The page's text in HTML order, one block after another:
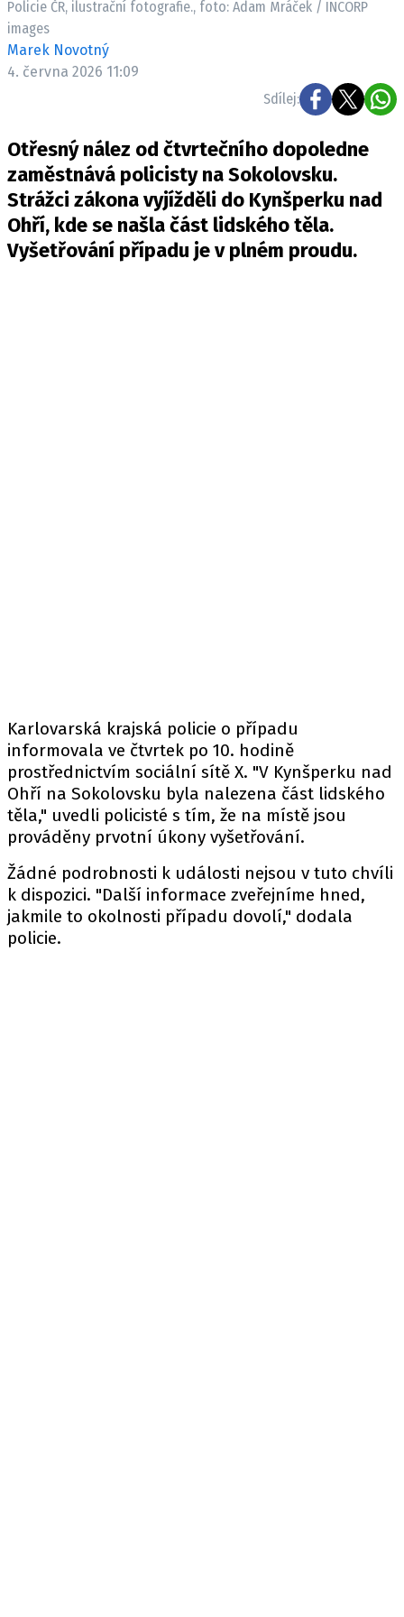
Pošlete e-mail na newsbox.cz
VYDAVATEL
INZERCE
OSOBNÍ ÚDAJE / COOKIES
VOLNÁ MÍSTA
Policie ČR, ilustrační fotografie., foto: Adam Mráček / INCORP
images
Marek Novotný
4. června 2026 11:09
Sdílej:
Otřesný nález od čtvrtečního dopoledne
zaměstnává policisty na Sokolovsku.
Strážci zákona vyjížděli do Kynšperku nad
Ohří, kde se našla část lidského těla.
Vyšetřování případu je v plném proudu.
Karlovarská krajská policie o případu
informovala ve čtvrtek po 10. hodině
prostřednictvím sociální sítě X. "V Kynšperku nad
Ohří na Sokolovsku byla nalezena část lidského
těla," uvedli policisté s tím, že na místě jsou
prováděny prvotní úkony vyšetřování.
Žádné podrobnosti k události nejsou v tuto chvíli
k dispozici. "Další informace zveřejníme hned,
jakmile to okolnosti případu dovolí," dodala
policie.